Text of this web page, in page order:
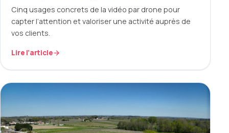
Cinq usages concrets de la vidéo par drone pour
capter l’attention et valoriser une activité auprès de
vos clients.
Lire l’article